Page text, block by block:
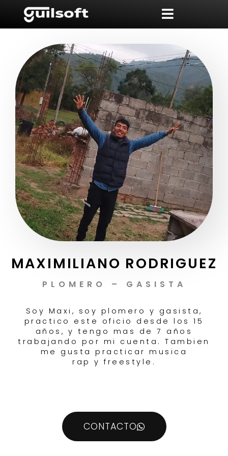
MAXIMILIANO RODRIGUEZ
PLOMERO – GASISTA
Soy Maxi, soy plomero y gasista,
practico este oficio desde los 15
años, y tengo mas de 7 años
trabajando por mi cuenta. Tambien
me gusta practicar musica
rap y freestyle.
CONTACTO